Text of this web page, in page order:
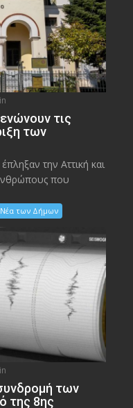
τις
των
την Αττική και
που
Νέα των Δήμων
των
της 8ης